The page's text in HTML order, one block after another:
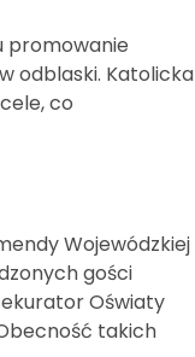
promowanie
odblaski. Katolicka
co
Wojewódzkiej
gości
Oświaty
takich